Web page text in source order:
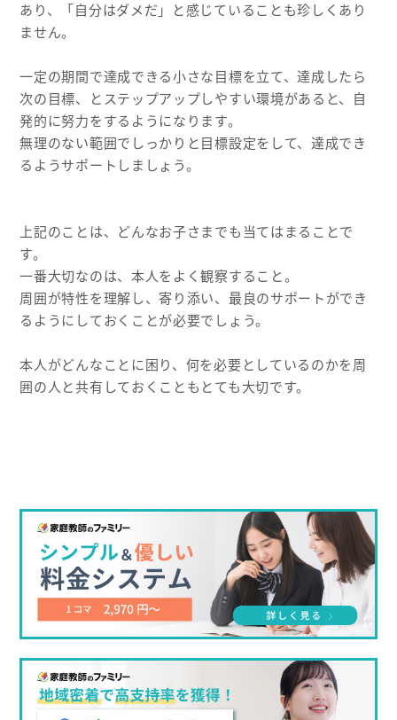
あり、「自分はダメだ」と感じていることも珍しくあり
ません。
一定の期間で達成できる小さな目標を立て、達成したら
次の目標、とステップアップしやすい環境があると、自
発的に努力をするようになります。
無理のない範囲でしっかりと目標設定をして、達成でき
るようサポートしましょう。
上記のことは、どんなお子さまでも当てはまることで
す。
一番大切なのは、本人をよく観察すること。
周囲が特性を理解し、寄り添い、最良のサポートができ
るようにしておくことが必要でしょう。
本人がどんなことに困り、何を必要としているのかを周
囲の人と共有しておくこともとても大切です。